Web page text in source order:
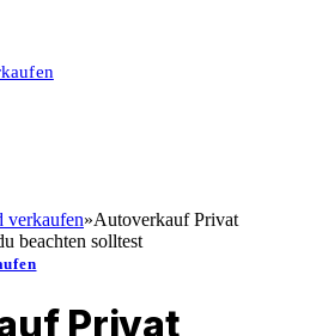
verkaufen»Autoverkauf Privat
beachten solltest
Privat